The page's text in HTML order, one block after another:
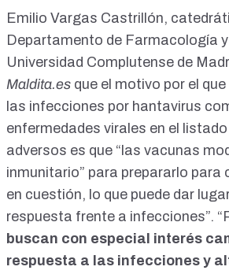
Emilio Vargas Castrillón,
Departamento de Farmacología
Universidad Complutense de
Maldita.es que el motivo por el
las infecciones por hantavirus
enfermedades virales en el
adversos es que “las vacunas
inmunitario” para prepararlo para
en cuestión, lo que puede dar
respuesta frente a infecciones”.
buscan con especial interés
respuesta a las infecciones y